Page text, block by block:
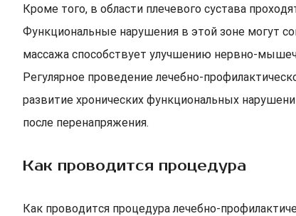
Кроме того, в области плечевого сустава
Функциональные нарушения в этой зоне могут
массажа способствует улучшению нервно-
Регулярное проведение лечебно-
развитие хронических функциональных
после перенапряжения.
Как проводится процедура
Как проводится процедура лечебно-